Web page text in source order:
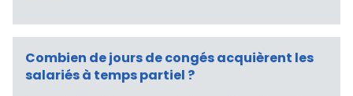
Combien de jours de congés acquièrent les
salariés à temps partiel ?